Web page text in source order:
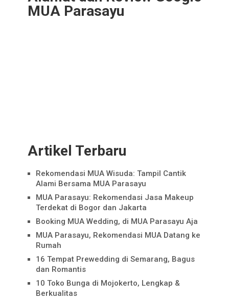
MUA Parasayu
Artikel Terbaru
Rekomendasi MUA Wisuda: Tampil Cantik
Alami Bersama MUA Parasayu
MUA Parasayu: Rekomendasi Jasa Makeup
Terdekat di Bogor dan Jakarta
Booking MUA Wedding, di MUA Parasayu Aja
MUA Parasayu, Rekomendasi MUA Datang ke
Rumah
16 Tempat Prewedding di Semarang, Bagus
dan Romantis
10 Toko Bunga di Mojokerto, Lengkap &
Berkualitas